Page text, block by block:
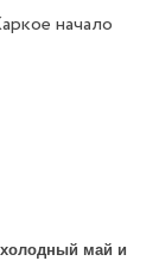
начало
май и